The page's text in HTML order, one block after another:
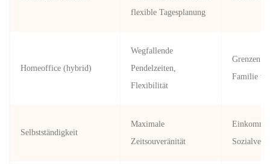
flexible Tagesplanung
Homeoffice (hybrid)
Wegfallende
Pendelzeiten,
Flexibilität
Grenzen
Familie
Selbstständigkeit
Maximale
Zeitsouveränität